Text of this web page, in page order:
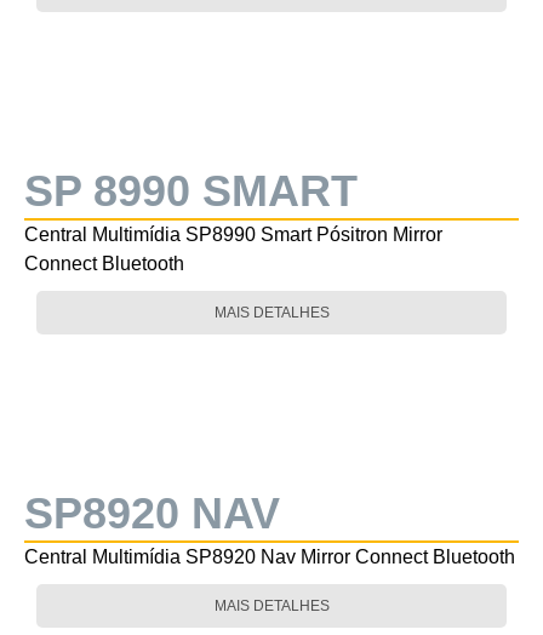
SP 8990 SMART
Central Multimídia SP8990 Smart Pósitron Mirror
Connect Bluetooth
MAIS DETALHES
SP8920 NAV
Central Multimídia SP8920 Nav Mirror Connect Bluetooth
MAIS DETALHES